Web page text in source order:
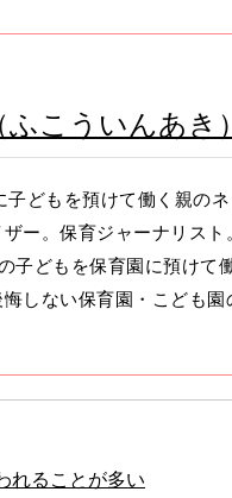
ふこういんあき
子どもを預けて働く親の
ー。保育ジャーナリスト。
子どもを保育園に預けて
しない保育園・こども園
れることが多い